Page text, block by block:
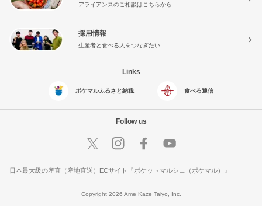
アライアンスのご相談はこちらから
採用情報
生産者と食べる人をつなぎたい
Links
ポケマルふるさと納税 食べる通信
Follow us
日本最大級の産直（産地直送）ECサイト『ポケットマルシェ（ポケマル）』
Copyright 2026 Ame Kaze Taiyo, Inc.